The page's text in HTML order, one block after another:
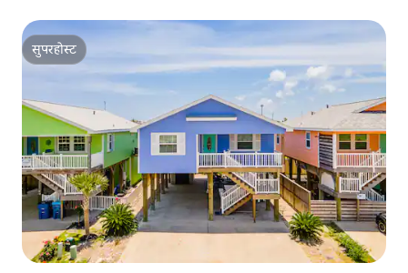
सुपरहोस्ट
सुपरहोस्ट